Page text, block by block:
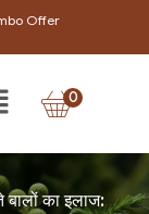
Offer
0
का इलाज: